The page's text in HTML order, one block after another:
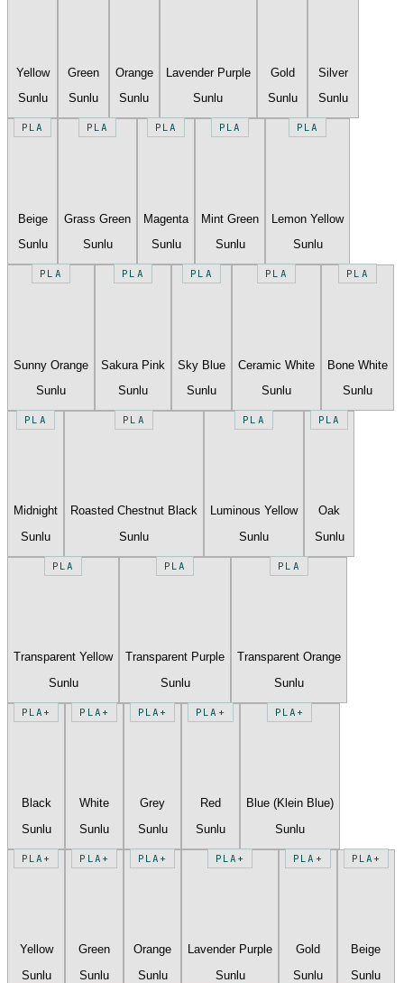
Yellow
Sunlu
Green
Sunlu
Orange
Sunlu
Lavender Purple
Sunlu
Gold
Sunlu
Silver
Sunlu
PLA
Beige
Sunlu
PLA
Grass Green
Sunlu
PLA
Magenta
Sunlu
PLA
Mint Green
Sunlu
PLA
Lemon Yellow
Sunlu
PLA
Sunny Orange
Sunlu
PLA
Sakura Pink
Sunlu
PLA
Sky Blue
Sunlu
PLA
Ceramic White
Sunlu
PLA
Bone White
Sunlu
PLA
Midnight
Sunlu
PLA
Roasted Chestnut Black
Sunlu
PLA
Luminous Yellow
Sunlu
PLA
Oak
Sunlu
PLA
Transparent Yellow
Sunlu
PLA
Transparent Purple
Sunlu
PLA
Transparent Orange
Sunlu
PLA+
Black
Sunlu
PLA+
White
Sunlu
PLA+
Grey
Sunlu
PLA+
Red
Sunlu
PLA+
Blue (Klein Blue)
Sunlu
PLA+
Yellow
Sunlu
PLA+
Green
Sunlu
PLA+
Orange
Sunlu
PLA+
Lavender Purple
Sunlu
PLA+
Gold
Sunlu
PLA+
Beige
Sunlu